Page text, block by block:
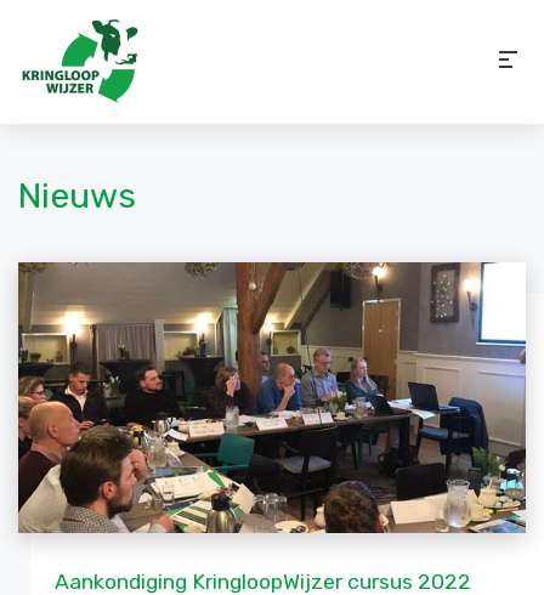
Nieuws
Aankondiging KringloopWijzer cursus 2022